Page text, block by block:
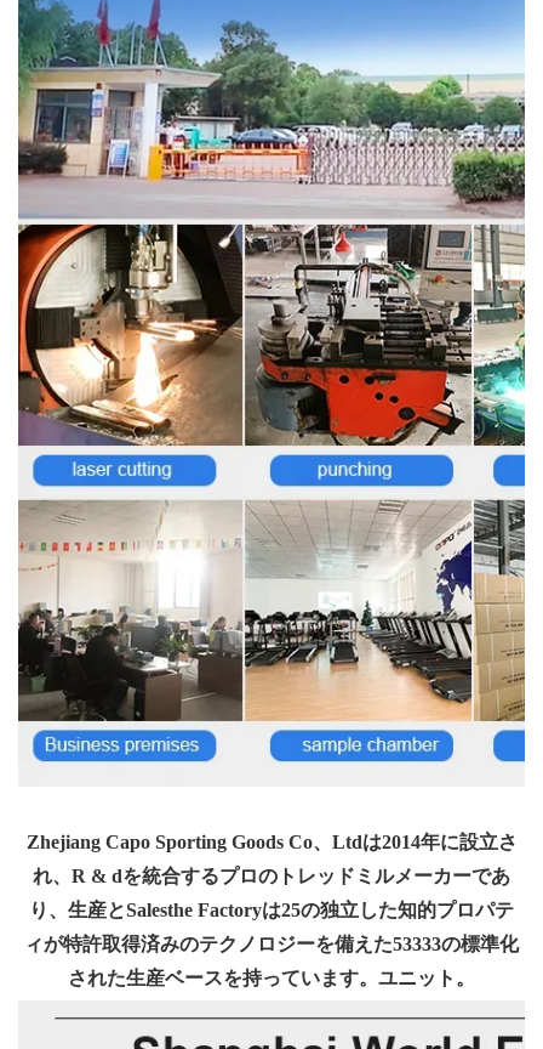
Zhejiang Capo Sporting Goods Co、Ltdは2014年に設立さ
れ、R & dを統合するプロのトレッドミルメーカーであ
り、生産とSalesthe Factoryは25の独立した知的プロパテ
ィが特許取得済みのテクノロジーを備えた53333の標準化